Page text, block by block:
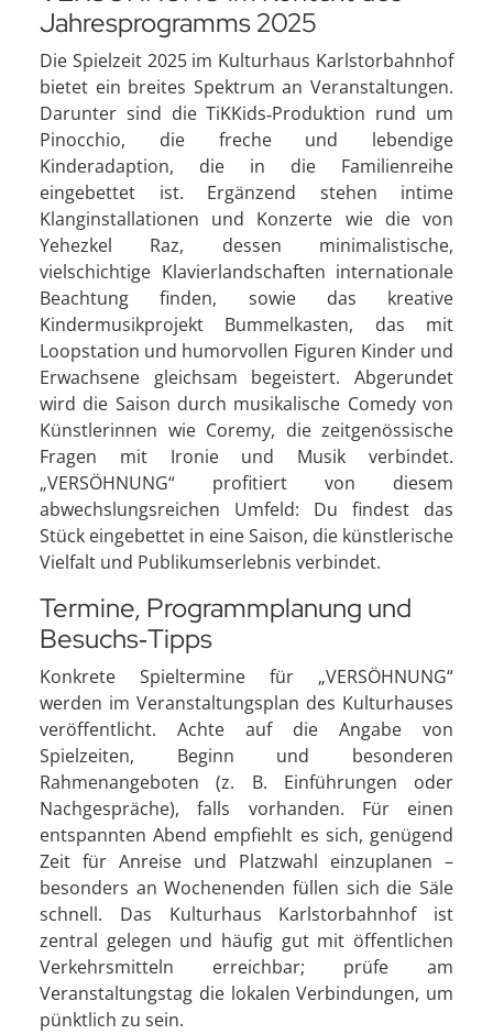
Jahresprogramms 2025
Die Spielzeit 2025 im Kulturhaus Karlstorbahnhof
bietet ein breites Spektrum an Veranstaltungen.
Darunter sind die TiKKids‑Produktion rund um
Pinocchio, die freche und lebendige
Kinderadaption, die in die Familienreihe
eingebettet ist. Ergänzend stehen intime
Klanginstallationen und Konzerte wie die von
Yehezkel Raz, dessen minimalistische,
vielschichtige Klavierlandschaften internationale
Beachtung finden, sowie das kreative
Kindermusikprojekt Bummelkasten, das mit
Loopstation und humorvollen Figuren Kinder und
Erwachsene gleichsam begeistert. Abgerundet
wird die Saison durch musikalische Comedy von
Künstlerinnen wie Coremy, die zeitgenössische
Fragen mit Ironie und Musik verbindet.
„VERSÖHNUNG“ profitiert von diesem
abwechslungsreichen Umfeld: Du findest das
Stück eingebettet in eine Saison, die künstlerische
Vielfalt und Publikumserlebnis verbindet.
Termine, Programmplanung und
Besuchs‑Tipps
Konkrete Spieltermine für „VERSÖHNUNG“
werden im Veranstaltungsplan des Kulturhauses
veröffentlicht. Achte auf die Angabe von
Spielzeiten, Beginn und besonderen
Rahmenangeboten (z. B. Einführungen oder
Nachgespräche), falls vorhanden. Für einen
entspannten Abend empfiehlt es sich, genügend
Zeit für Anreise und Platzwahl einzuplanen –
besonders an Wochenenden füllen sich die Säle
schnell. Das Kulturhaus Karlstorbahnhof ist
zentral gelegen und häufig gut mit öffentlichen
Verkehrsmitteln erreichbar; prüfe am
Veranstaltungstag die lokalen Verbindungen, um
pünktlich zu sein.